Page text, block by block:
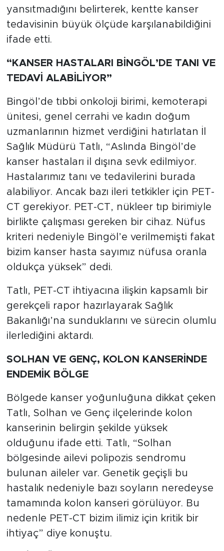
yansıtmadığını belirterek, kentte kanser
tedavisinin büyük ölçüde karşılanabildiğini
ifade etti.
“KANSER HASTALARI BİNGÖL’DE TANI VE
TEDAVİ ALABİLİYOR”
Bingöl’de tıbbi onkoloji birimi, kemoterapi
ünitesi, genel cerrahi ve kadın doğum
uzmanlarının hizmet verdiğini hatırlatan İl
Sağlık Müdürü Tatlı, “Aslında Bingöl’de
kanser hastaları il dışına sevk edilmiyor.
Hastalarımız tanı ve tedavilerini burada
alabiliyor. Ancak bazı ileri tetkikler için PET-
CT gerekiyor. PET-CT, nükleer tıp birimiyle
birlikte çalışması gereken bir cihaz. Nüfus
kriteri nedeniyle Bingöl’e verilmemişti fakat
bizim kanser hasta sayımız nüfusa oranla
oldukça yüksek” dedi.
Tatlı, PET-CT ihtiyacına ilişkin kapsamlı bir
gerekçeli rapor hazırlayarak Sağlık
Bakanlığı’na sunduklarını ve sürecin olumlu
ilerlediğini aktardı.
SOLHAN VE GENÇ, KOLON KANSERİNDE
ENDEMİK BÖLGE
Bölgede kanser yoğunluğuna dikkat çeken
Tatlı, Solhan ve Genç ilçelerinde kolon
kanserinin belirgin şekilde yüksek
olduğunu ifade etti. Tatlı, “Solhan
bölgesinde ailevi polipozis sendromu
bulunan aileler var. Genetik geçişli bu
hastalık nedeniyle bazı soyların neredeyse
tamamında kolon kanseri görülüyor. Bu
nedenle PET-CT bizim ilimiz için kritik bir
ihtiyaç” diye konuştu.